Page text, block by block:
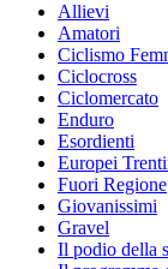
Allievi
Amatori
Ciclismo
Ciclocross
Ciclomercato
Enduro
Esordienti
Europei
Fuori Regione
Giovanissimi
Gravel
Il podio della